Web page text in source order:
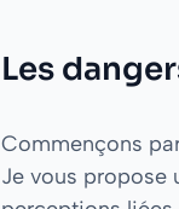
Les
Commençons
Je vous propose